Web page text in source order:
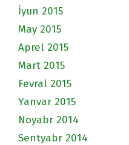
İyun 2015
May 2015
Aprel 2015
Mart 2015
Fevral 2015
Yanvar 2015
Noyabr 2014
Sentyabr 2014